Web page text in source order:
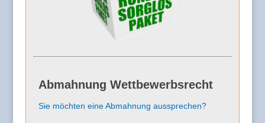
Abmahnung Wettbewerbsrecht
Sie möchten eine Abmahnung aussprechen?